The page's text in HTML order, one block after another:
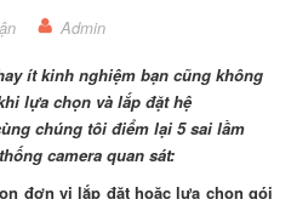
Admin
ít kinh nghiệm bạn cũng không
lựa chọn và lắp đặt hệ
chúng tôi điểm lại 5 sai lầm
camera quan sát:
đơn vị lắp đặt hoặc lựa chọn gói